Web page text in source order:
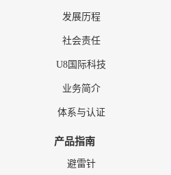
发展历程
社会责任
U8国际科技
业务简介
体系与认证
产品指南
避雷针